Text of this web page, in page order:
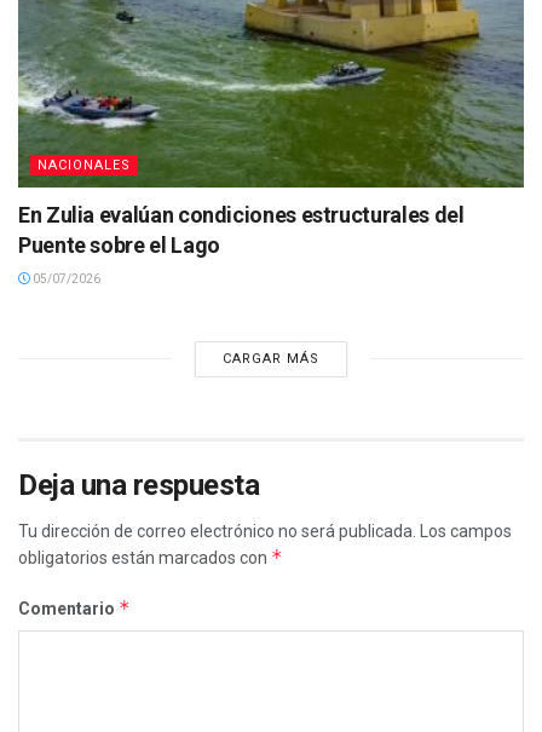
NACIONALES
En Zulia evalúan condiciones estructurales del
Puente sobre el Lago
05/07/2026
CARGAR MÁS
Deja una respuesta
Tu dirección de correo electrónico no será publicada.
Los campos
obligatorios están marcados con *
Comentario *